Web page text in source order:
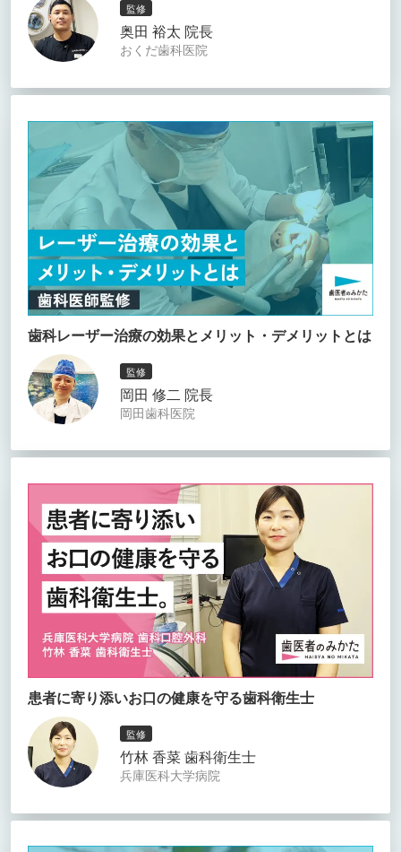
監修
奥田 裕太 院長
おくだ歯科医院
歯科レーザー治療の効果とメリット・デメリットとは
監修
岡田 修二 院長
岡田歯科医院
患者に寄り添いお口の健康を守る歯科衛生士
監修
竹林 香菜 歯科衛生士
兵庫医科大学病院